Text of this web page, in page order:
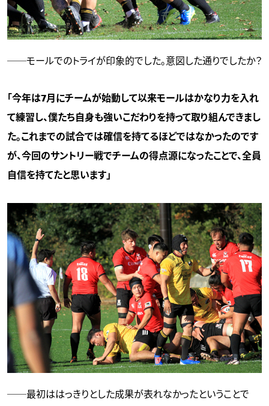
──モールでのトライが印象的でした。意図した通りでしたか？
「今年は7月にチームが始動して以来モールはかなり力を入れ
て練習し、僕たち自身も強いこだわりを持って取り組んできまし
た。これまでの試合では確信を持てるほどではなかったのです
が、今回のサントリー戦でチームの得点源になったことで、全員
自信を持てたと思います」
──最初ははっきりとした成果が表れなかったということで